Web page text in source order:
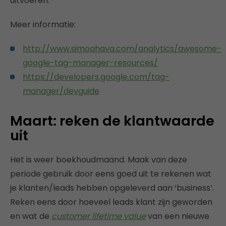
Meer informatie:
http://www.simoahava.com/analytics/awesome-
google-tag-manager-resources/
https://developers.google.com/tag-
manager/devguide
Maart: reken de klantwaarde
uit
Het is weer boekhoudmaand. Maak van deze
periode gebruik door eens goed uit te rekenen wat
je klanten/leads hebben opgeleverd aan ‘business’.
Reken eens door hoeveel leads klant zijn geworden
en wat de customer lifetime valuevan een nieuwe